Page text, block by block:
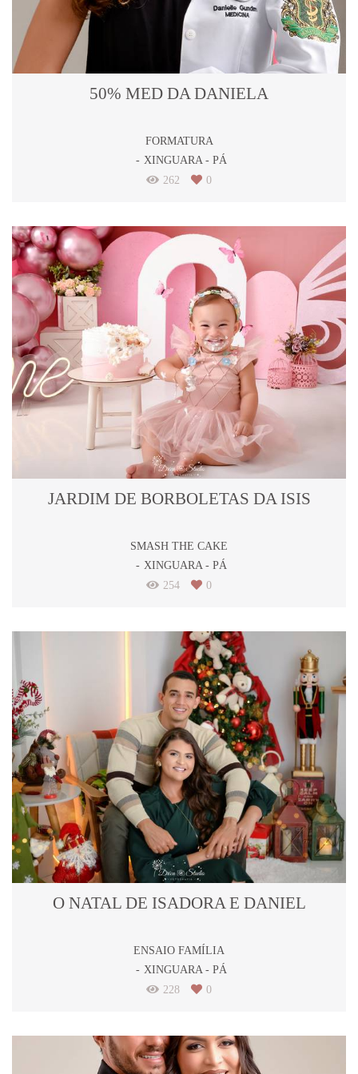
50% MED DA DANIELA
FORMATURA
XINGUARA - PÁ
262
0
JARDIM DE BORBOLETAS DA ISIS
SMASH THE CAKE
XINGUARA - PÁ
254
0
O NATAL DE ISADORA E DANIEL
ENSAIO FAMÍLIA
XINGUARA - PÁ
228
0